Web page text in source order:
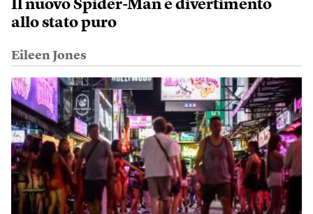
Il nuovo Spider-Man è divertimento
allo stato puro
Eileen Jones